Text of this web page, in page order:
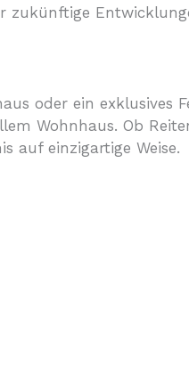
zukünftige
oder ein exklusives
Wohnhaus. Ob
auf einzigartige Weise.